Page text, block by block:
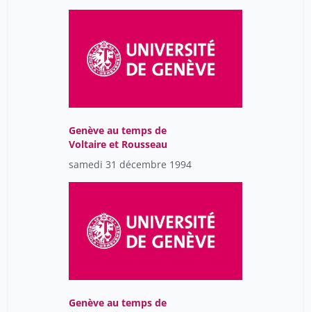
Genève au temps de
Voltaire et Rousseau
samedi 31 décembre 1994
Genève au temps de